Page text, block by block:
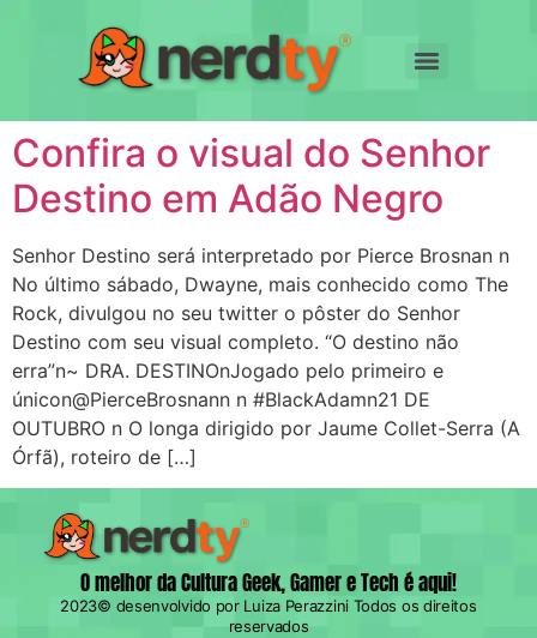
Confira o visual do Senhor
Destino em Adão Negro
Senhor Destino será interpretado por Pierce Brosnan n
No último sábado, Dwayne, mais conhecido como The
Rock, divulgou no seu twitter o pôster do Senhor
Destino com seu visual completo. “O destino não
erra”n~ DRA. DESTINOnJogado pelo primeiro e
únicon@PierceBrosnann n #BlackAdamn21 DE
OUTUBRO n O longa dirigido por Jaume Collet-Serra (A
Órfã), roteiro de […]
O melhor da Cultura Geek, Gamer e Tech é aqui!
2023© desenvolvido por Luiza Perazzini Todos os direitos
reservados